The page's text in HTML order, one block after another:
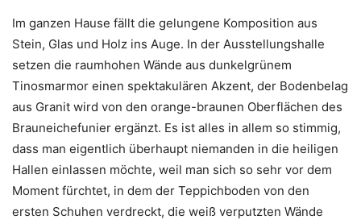
Im ganzen Hause fällt die gelungene Komposition aus
Stein, Glas und Holz ins Auge. In der Ausstellungshalle
setzen die raumhohen Wände aus dunkelgrünem
Tinosmarmor einen spektakulären Akzent, der Bodenbelag
aus Granit wird von den orange-braunen Oberflächen des
Brauneichefunier ergänzt. Es ist alles in allem so stimmig,
dass man eigentlich überhaupt niemanden in die heiligen
Hallen einlassen möchte, weil man sich so sehr vor dem
Moment fürchtet, in dem der Teppichboden von den
ersten Schuhen verdreckt, die weiß verputzten Wände